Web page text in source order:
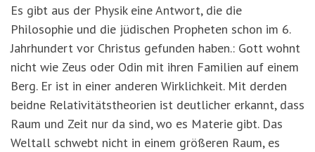
Es gibt aus der Physik eine Antwort, die die
Philosophie und die jüdischen Propheten schon im 6.
Jahrhundert vor Christus gefunden haben.: Gott wohnt
nicht wie Zeus oder Odin mit ihren Familien auf einem
Berg. Er ist in einer anderen Wirklichkeit. Mit derden
beidne Relativitätstheorien ist deutlicher erkannt, dass
Raum und Zeit nur da sind, wo es Materie gibt. Das
Weltall schwebt nicht in einem größeren Raum, es